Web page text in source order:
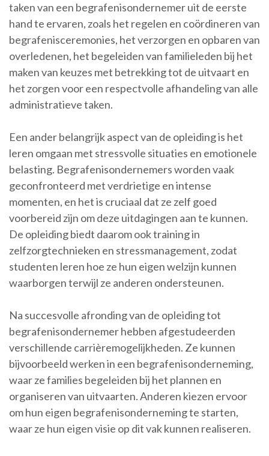
taken van een begrafenisondernemer uit de eerste
hand te ervaren, zoals het regelen en coördineren van
begrafenisceremonies, het verzorgen en opbaren van
overledenen, het begeleiden van familieleden bij het
maken van keuzes met betrekking tot de uitvaart en
het zorgen voor een respectvolle afhandeling van alle
administratieve taken.
Een ander belangrijk aspect van de opleiding is het
leren omgaan met stressvolle situaties en emotionele
belasting. Begrafenisondernemers worden vaak
geconfronteerd met verdrietige en intense
momenten, en het is cruciaal dat ze zelf goed
voorbereid zijn om deze uitdagingen aan te kunnen.
De opleiding biedt daarom ook training in
zelfzorgtechnieken en stressmanagement, zodat
studenten leren hoe ze hun eigen welzijn kunnen
waarborgen terwijl ze anderen ondersteunen.
Na succesvolle afronding van de opleiding tot
begrafenisondernemer hebben afgestudeerden
verschillende carrièremogelijkheden. Ze kunnen
bijvoorbeeld werken in een begrafenisonderneming,
waar ze families begeleiden bij het plannen en
organiseren van uitvaarten. Anderen kiezen ervoor
om hun eigen begrafenisonderneming te starten,
waar ze hun eigen visie op dit vak kunnen realiseren.